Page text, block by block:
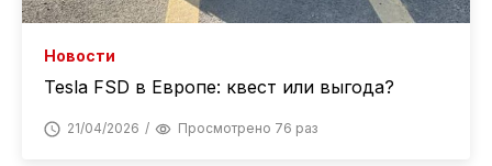
Новости
Tesla FSD в Европе: квест или выгода?
21/04/2026 Просмотрено 76 раз